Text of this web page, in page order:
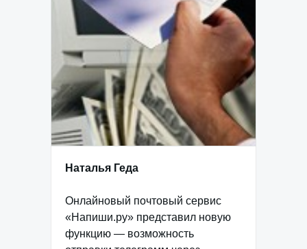
Наталья Геда
Онлайновый почтовый сервис
«Напиши.ру» представил новую
функцию — возможность